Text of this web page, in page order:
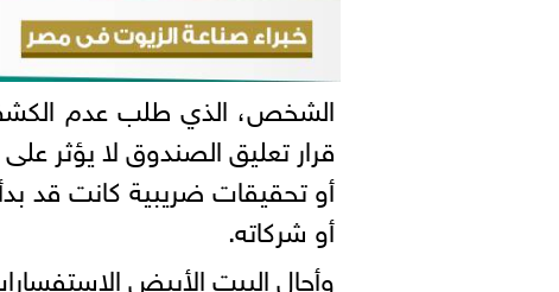
الشخص، الذي طلب عدم
قرار تعليق الصندوق لا يؤثر
أو تحقيقات ضريبية كانت قد
أو شركاته.
وأحال البيت الأبيض